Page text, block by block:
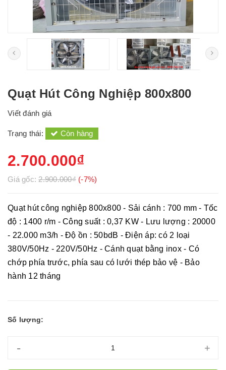
Quạt Hút Công Nghiệp 800x800
Viết đánh giá
Trạng thái: Còn hàng
2.700.000₫
Giá gốc:2.900.000₫ (-7%)
Quạt hút công nghiệp 800x800 - Sải cánh : 700 mm - Tốc
độ : 1400 r/m - Công suất : 0,37 KW - Lưu lượng : 20000
- 22.000 m3/h - Độ ồn : 50bdB - Điện áp: có 2 loại
380V/50Hz - 220V/50Hz - Cánh quạt bằng inox - Có
chớp phía trước, phía sau có lưới thép bảo vệ - Bảo
hành 12 tháng
Số lượng:
- +